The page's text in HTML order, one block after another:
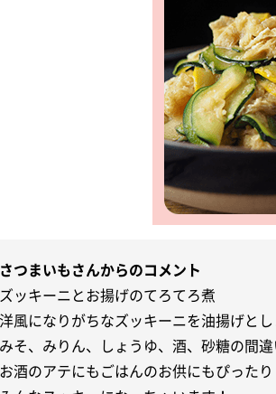
さつまいもさんからのコメント
ズッキーニとお揚げのてろてろ煮
洋風になりがちなズッキーニを油揚げと
みそ、みりん、しょうゆ、酒、砂糖の間
お酒のアテにもごはんのお供にもぴったり